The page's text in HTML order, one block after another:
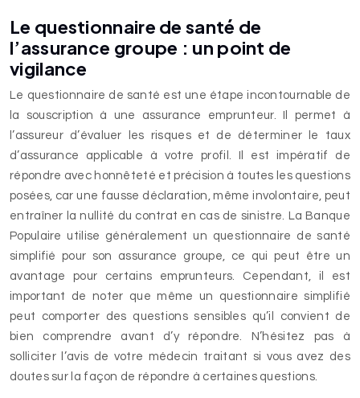
Le questionnaire de santé de
l’assurance groupe : un point de
vigilance
Le questionnaire de santé est une étape incontournable de
la souscription à une assurance emprunteur. Il permet à
l’assureur d’évaluer les risques et de déterminer le taux
d’assurance applicable à votre profil. Il est impératif de
répondre avec honnêteté et précision à toutes les questions
posées, car une fausse déclaration, même involontaire, peut
entraîner la nullité du contrat en cas de sinistre. La Banque
Populaire utilise généralement un questionnaire de santé
simplifié pour son assurance groupe, ce qui peut être un
avantage pour certains emprunteurs. Cependant, il est
important de noter que même un questionnaire simplifié
peut comporter des questions sensibles qu’il convient de
bien comprendre avant d’y répondre. N’hésitez pas à
solliciter l’avis de votre médecin traitant si vous avez des
doutes sur la façon de répondre à certaines questions.